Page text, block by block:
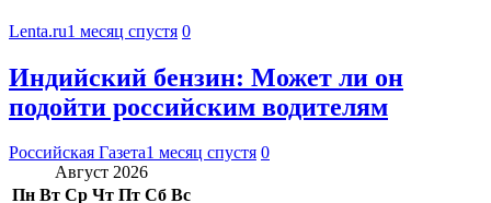
Lenta.ru1 месяц спустя 0
Индийский бензин: Может ли он
подойти российским водителям
Российская Газета1 месяц спустя 0
Август 2026
Пн Вт Ср Чт Пт Сб Вс